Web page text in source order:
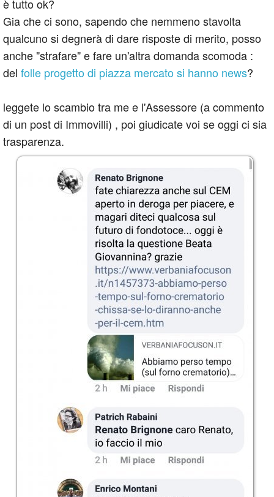
è tutto ok?
Gia che ci sono, sapendo che nemmeno stavolta
qualcuno si degnerà di dare risposte di merito, posso
anche "strafare" e fare un'altra domanda scomoda :
del folle progetto di piazza mercato si hanno news?
leggete lo scambio tra me e l'Assessore (a commento
di un post di Immovilli) , poi giudicate voi se oggi ci sia
trasparenza.